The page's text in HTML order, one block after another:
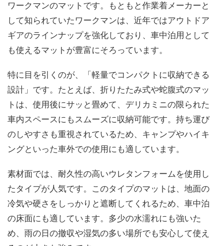
ワークマンのマットです。もともと作業着メーカーと
して知られていたワークマンは、近年ではアウトドア
ギアのラインナップを強化しており、車中泊用として
も使えるマットが豊富にそろっています。
特に目を引くのが、「軽量でコンパクトに収納できる
設計」です。たとえば、折りたたみ式や蛇腹式のマッ
トは、使用後にサッと畳めて、デリカミニの限られた
車内スペースにもスムーズに収納可能です。持ち運び
のしやすさも重視されているため、キャンプやハイキ
ングといった車外での使用にも適しています。
素材面では、耐久性の高いウレタンフォームを使用し
たタイプが人気です。このタイプのマットは、地面の
冷気や硬さをしっかりと遮断してくれるため、車中泊
の床面にも適しています。多少の水濡れにも強いた
め、雨の日の撤収や湿気の多い場所でも安心して使え